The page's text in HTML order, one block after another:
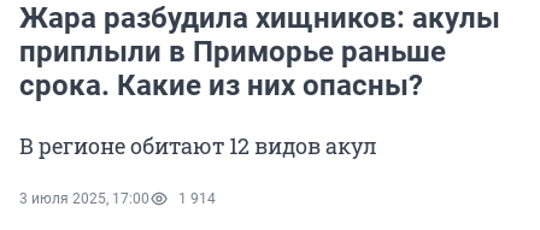
Жара разбудила хищников: акулы
приплыли в Приморье раньше
срока. Какие из них опасны?
В регионе обитают 12 видов акул
3 июля 2025, 17:00 1 914